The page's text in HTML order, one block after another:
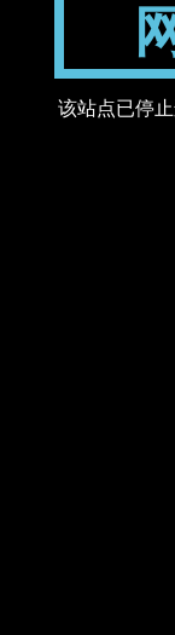
该站点已停